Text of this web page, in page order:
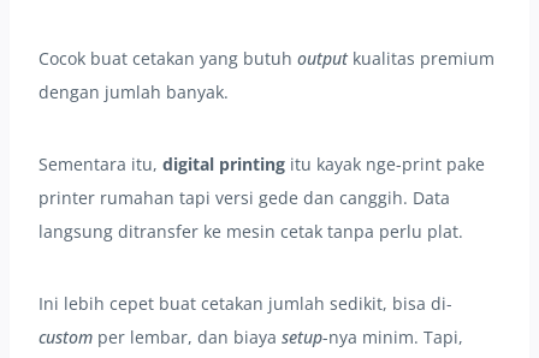
Cocok buat cetakan yang butuh outputkualitas premium
dengan jumlah banyak.
Sementara itu, digital printing itu kayak nge-print pake
printer rumahan tapi versi gede dan canggih. Data
langsung ditransfer ke mesin cetak tanpa perlu plat.
Ini lebih cepet buat cetakan jumlah sedikit, bisa di-
custom per lembar, dan biaya setup-nya minim. Tapi,